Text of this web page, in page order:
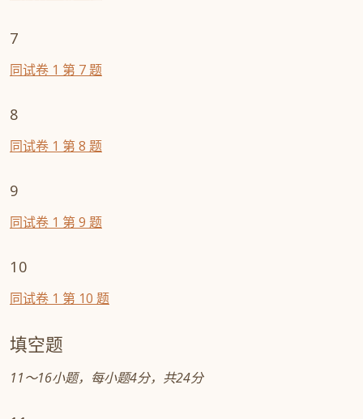
7
同试卷 1 第 7 题
8
同试卷 1 第 8 题
9
同试卷 1 第 9 题
10
同试卷 1 第 10 题
填空题
11～16小题，每小题4分，共24分